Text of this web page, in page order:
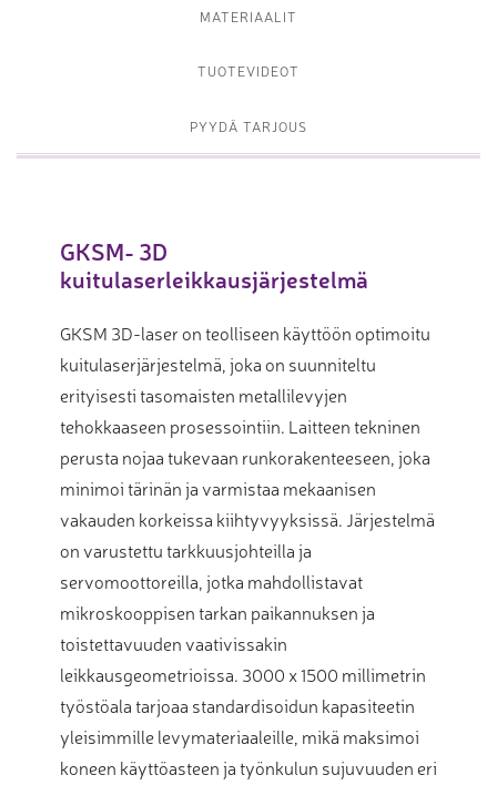
MATERIAALIT
TUOTEVIDEOT
PYYDÄ TARJOUS
GKSM- 3D
kuitulaserleikkausjärjestelmä
GKSM 3D-laser on teolliseen käyttöön optimoitu
kuitulaserjärjestelmä, joka on suunniteltu
erityisesti tasomaisten metallilevyjen
tehokkaaseen prosessointiin. Laitteen tekninen
perusta nojaa tukevaan runkorakenteeseen, joka
minimoi tärinän ja varmistaa mekaanisen
vakauden korkeissa kiihtyvyyksissä. Järjestelmä
on varustettu tarkkuusjohteilla ja
servomoottoreilla, jotka mahdollistavat
mikroskooppisen tarkan paikannuksen ja
toistettavuuden vaativissakin
leikkausgeometrioissa. 3000 x 1500 millimetrin
työstöala tarjoaa standardisoidun kapasiteetin
yleisimmille levymateriaaleille, mikä maksimoi
koneen käyttöasteen ja työnkulun sujuvuuden eri